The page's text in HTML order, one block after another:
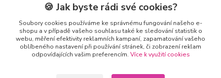
Kontakty
+420 602 223 614
info@zahradnictvipetro.cz
🍪 Jak byste rádi své cookies?
Soubory cookies používáme ke správnému fungování našeho e-
shopu a v případě vašeho souhlasu také ke sledování statistik o
webu, měření efektivity reklamních kampaní, zapamatování vašeho
oblíbeného nastavení při používání stránek, či zobrazení reklam
odpovídajících vašim preferencím. Více k využití cookies